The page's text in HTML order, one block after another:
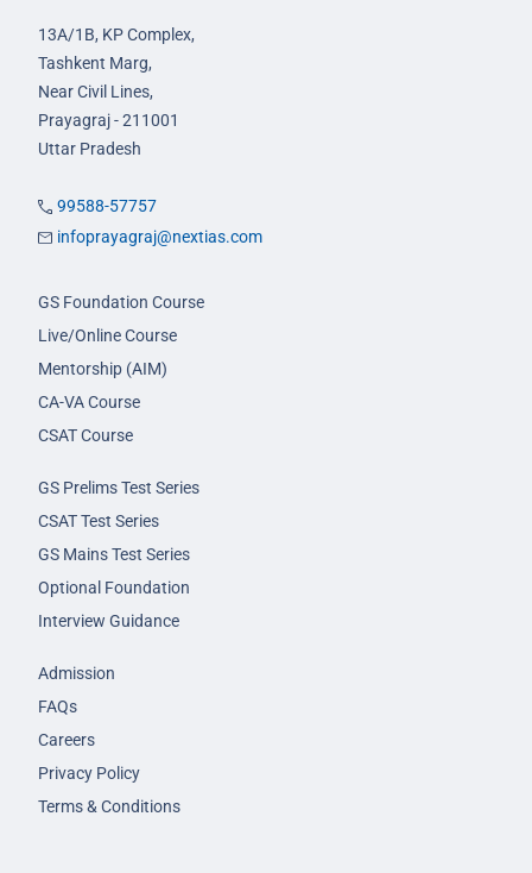
13A/1B, KP Complex,
Tashkent Marg,
Near Civil Lines,
Prayagraj - 211001
Uttar Pradesh
99588-57757
infoprayagraj@nextias.com
GS Foundation Course
Live/Online Course
Mentorship (AIM)
CA-VA Course
CSAT Course
GS Prelims Test Series
CSAT Test Series
GS Mains Test Series
Optional Foundation
Interview Guidance
Admission
FAQs
Careers
Privacy Policy
Terms & Conditions